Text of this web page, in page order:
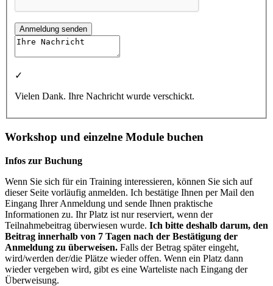
Anmeldung senden
✓
Vielen Dank. Ihre Nachricht wurde verschickt.
Workshop und einzelne Module buchen
Infos zur Buchung
Wenn Sie sich für ein Training interessieren, können Sie sich auf
dieser Seite vorläufig anmelden. Ich bestätige Ihnen per Mail den
Eingang Ihrer Anmeldung und sende Ihnen praktische
Informationen zu. Ihr Platz ist nur reserviert, wenn der
Teilnahmebeitrag überwiesen wurde. Ich bitte deshalb darum, den
Beitrag innerhalb von 7 Tagen nach der Bestätigung der
Anmeldung zu überweisen. Falls der Betrag später eingeht,
wird/werden der/die Plätze wieder offen. Wenn ein Platz dann
wieder vergeben wird, gibt es eine Warteliste nach Eingang der
Überweisung.